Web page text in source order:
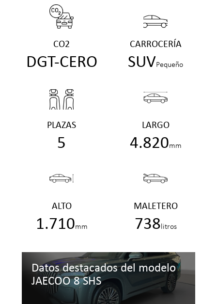
CO2
DGT-CERO
CARROCERÍA
SUVPequeño
PLAZAS
5
LARGO
4.820mm
ALTO
1.710mm
MALETERO
738 litros
Datos destacados del modelo
JAECOO 8 SHS